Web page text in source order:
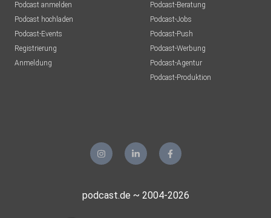
Podcast anmelden
Podcast hochladen
Podcast-Events
Registrierung
Anmeldung
Podcast-Beratung
Podcast-Jobs
Podcast-Push
Podcast-Werbung
Podcast-Agentur
Podcast-Produktion
podcast.de ~ 2004-2026